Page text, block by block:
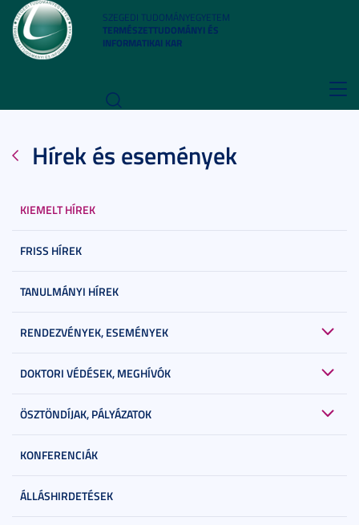
SZEGEDI TUDOMÁNYEGYETEM
TERMÉSZETTUDOMÁNYI ÉS
INFORMATIKAI KAR
Hírek és események
KIEMELT HÍREK
FRISS HÍREK
TANULMÁNYI HÍREK
RENDEZVÉNYEK, ESEMÉNYEK
DOKTORI VÉDÉSEK, MEGHÍVÓK
ÖSZTÖNDÍJAK, PÁLYÁZATOK
KONFERENCIÁK
ÁLLÁSHIRDETÉSEK